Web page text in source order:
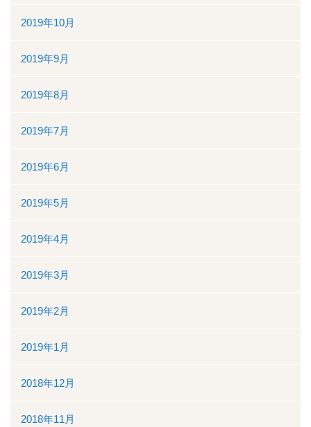
2019年10月
2019年9月
2019年8月
2019年7月
2019年6月
2019年5月
2019年4月
2019年3月
2019年2月
2019年1月
2018年12月
2018年11月